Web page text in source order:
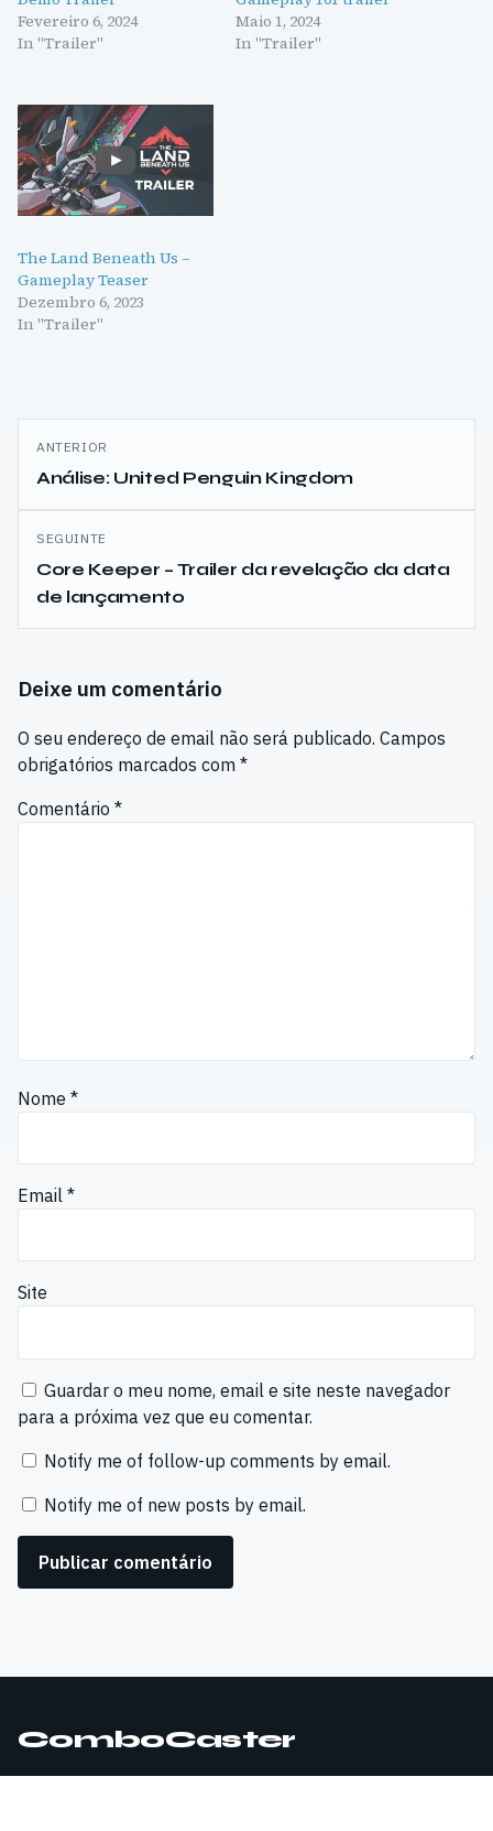
Fevereiro 6, 2024
In "Trailer"
Maio 1, 2024
In "Trailer"
The Land Beneath Us –
Gameplay Teaser
Dezembro 6, 2023
In "Trailer"
Navegação
de
artigos
ANTERIOR
Análise: United Penguin Kingdom
SEGUINTE
Core Keeper – Trailer da revelação da data
de lançamento
Deixe um comentário
O seu endereço de email não será publicado. Campos
obrigatórios marcados com *
Comentário *
Nome *
Email *
Site
Guardar o meu nome, email e site neste navegador
para a próxima vez que eu comentar.
Notify me of follow-up comments by email.
Notify me of new posts by email.
ComboCaster